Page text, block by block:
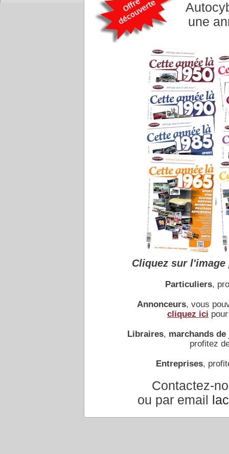
Conseiller à un
une
Cliquez sur
Particuliers,
Annonceurs, vous
cliquez ici
Libraires, marchands de
profitez
Entreprises,
Contactez-
ou par email